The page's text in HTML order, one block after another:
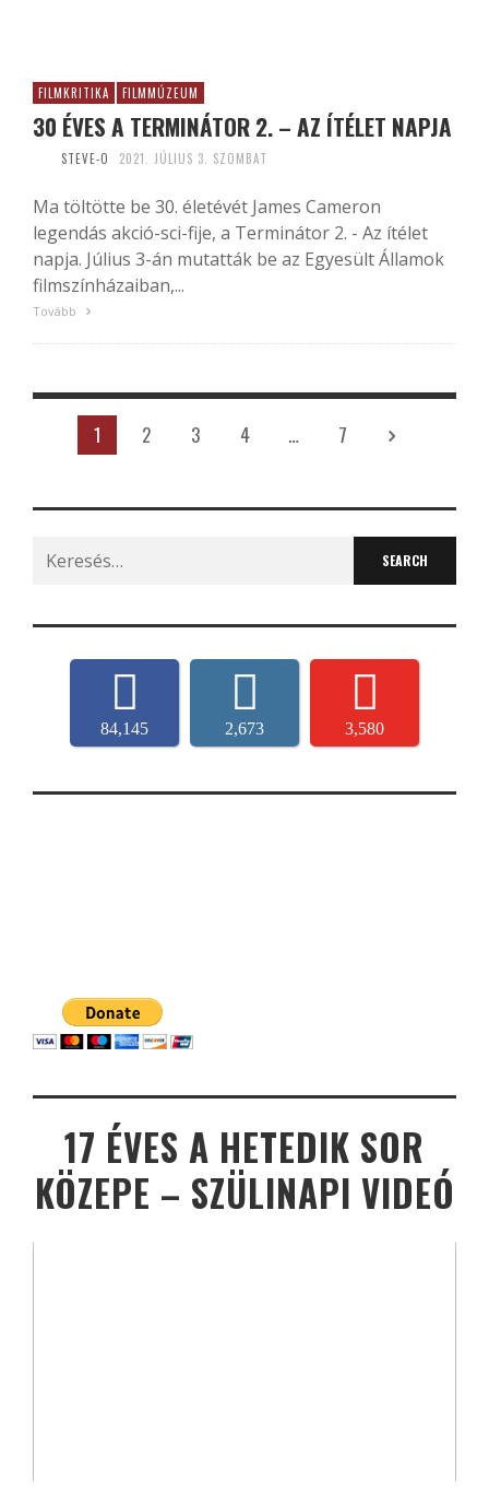
FILMKRITIKA FILMMÚZEUM
30 ÉVES A TERMINÁTOR 2. – AZ ÍTÉLET NAPJA
STEVE-O 2021. JÚLIUS 3. SZOMBAT
Ma töltötte be 30. életévét James Cameron
legendás akció-sci-fije, a Terminátor 2. - Az ítélet
napja. Július 3-án mutatták be az Egyesült Államok
filmszínházaiban,...
Tovább
1 2 3 4 … 7
Search
for:
84,145 2,673 3,580
17 ÉVES A HETEDIK SOR
KÖZEPE – SZÜLINAPI VIDEÓ